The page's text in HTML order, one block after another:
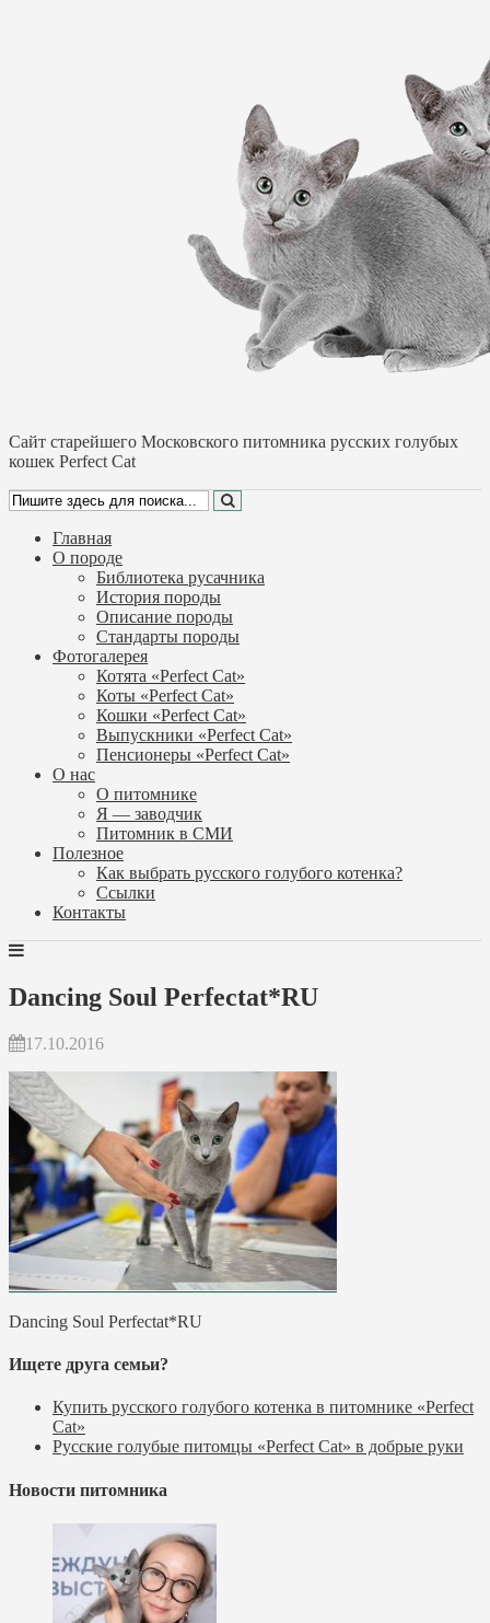
Cайт старейшего Московского питомника русских голубых
кошек Perfect Cat
Главная
О породе
Библиотека русачника
История породы
Описание породы
Стандарты породы
Фотогалерея
Котята «Perfect Cat»
Коты «Perfect Cat»
Кошки «Perfect Cat»
Выпускники «Perfect Cat»
Пенсионеры «Perfect Cat»
О нас
О питомнике
Я — заводчик
Питомник в СМИ
Полезное
Как выбрать русского голубого котенка?
Ссылки
Контакты
Dancing Soul Perfectat*RU
17.10.2016
Dancing Soul Perfectat*RU
Ищете друга семьи?
Купить русского голубого котенка в питомнике «Perfect
Cat»
Русские голубые питомцы «Perfect Cat» в добрые руки
Новости питомника